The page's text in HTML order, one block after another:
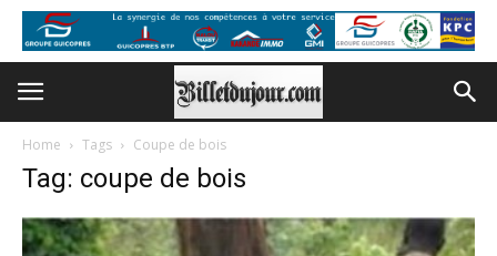
Home Tags Coupe de bois
Tag: coupe de bois